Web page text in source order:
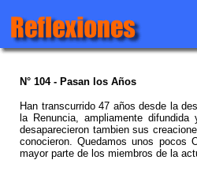
N° 104 - Pasan los Años
Han transcurrido 47 años desde la
la Renuncia, ampliamente
desaparecieron tambien sus
conocieron. Quedamos unos pocos
mayor parte de los miembros de la